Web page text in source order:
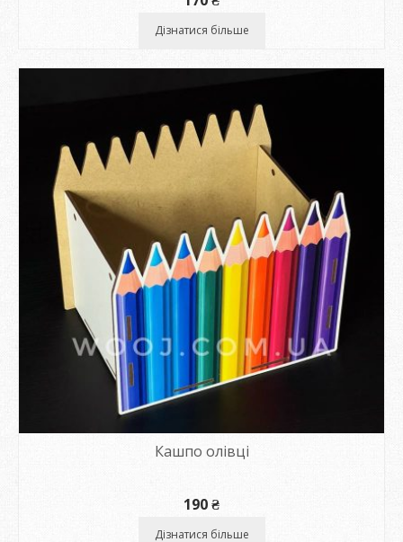
Дізнатися більше
Кашпо олівці
190₴
Дізнатися більше